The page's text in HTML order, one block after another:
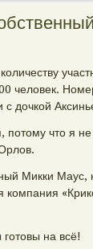
человек.
с дочкой
потому что я
Микки Маус,
компания
на всё!